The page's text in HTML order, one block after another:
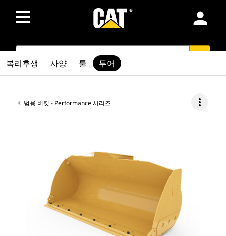
person
SEARCH
범용 버킷 - Performance 시리즈 more_vert
복리후생 사양 툴 투어